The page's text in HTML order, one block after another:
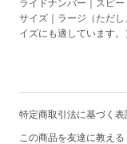
ライドナンバー｜スピ
サイズ｜ラージ（ただ
イズにも適しています。
特定商取引法に基づく表
この商品を友達に教える